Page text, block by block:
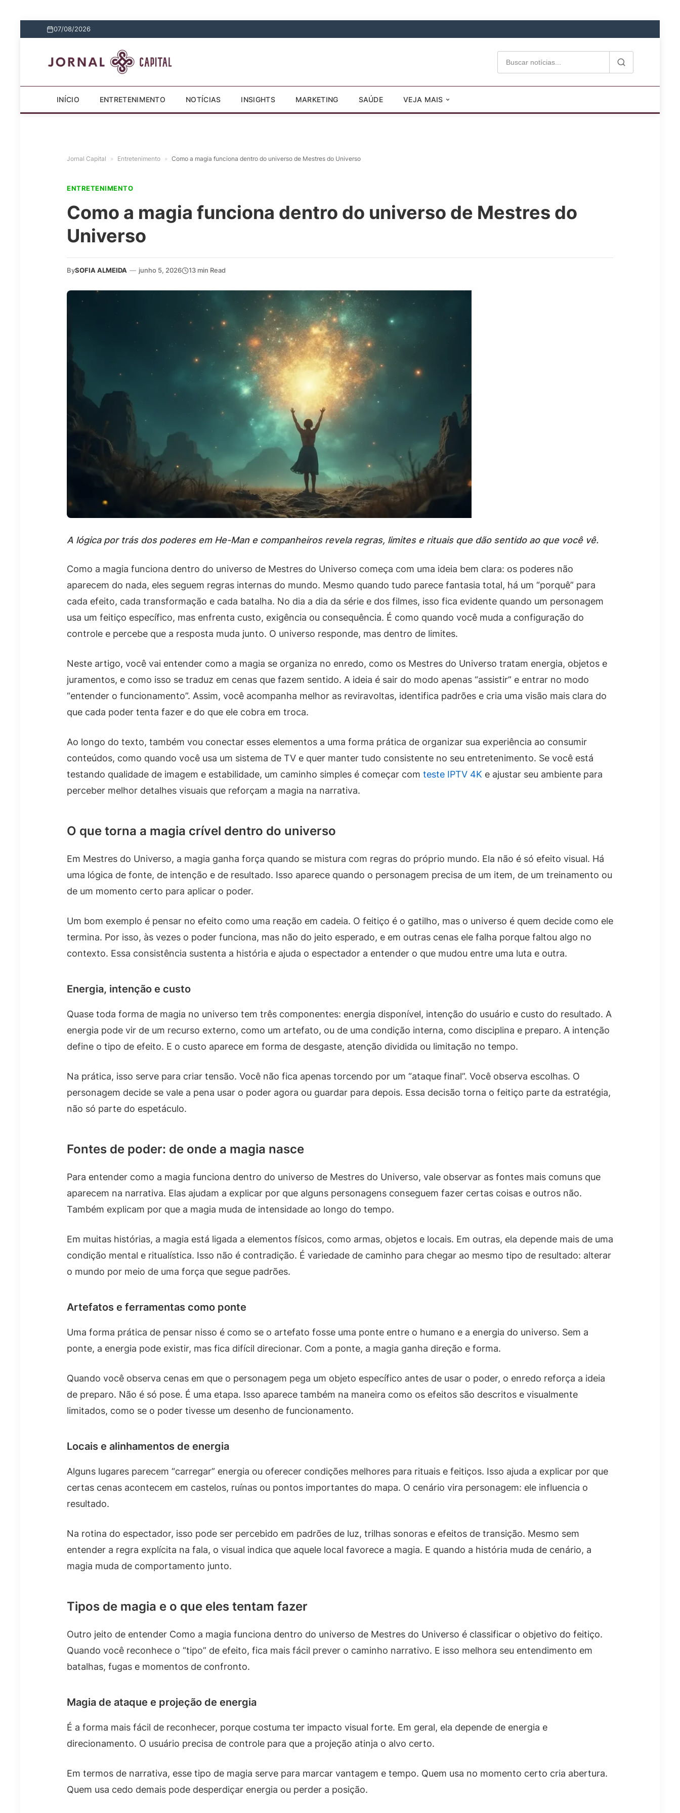
07/08/2026
INÍCIO ENTRETENIMENTO NOTÍCIAS INSIGHTS MARKETING SAÚDE VEJA MAIS
Jornal Capital » Entretenimento » Como a magia funciona dentro do universo de Mestres do Universo
ENTRETENIMENTO
Como a magia funciona dentro do universo de Mestres do
Universo
BySOFIA ALMEIDA — junho 5, 2026 13 min Read
A lógica por trás dos poderes em He-Man e companheiros revela regras, limites e rituais que dão sentido ao que você vê.
Como a magia funciona dentro do universo de Mestres do Universo começa com uma ideia bem clara: os poderes não
aparecem do nada, eles seguem regras internas do mundo. Mesmo quando tudo parece fantasia total, há um “porquê” para
cada efeito, cada transformação e cada batalha. No dia a dia da série e dos filmes, isso fica evidente quando um personagem
usa um feitiço específico, mas enfrenta custo, exigência ou consequência. É como quando você muda a configuração do
controle e percebe que a resposta muda junto. O universo responde, mas dentro de limites.
Neste artigo, você vai entender como a magia se organiza no enredo, como os Mestres do Universo tratam energia, objetos e
juramentos, e como isso se traduz em cenas que fazem sentido. A ideia é sair do modo apenas “assistir” e entrar no modo
“entender o funcionamento”. Assim, você acompanha melhor as reviravoltas, identifica padrões e cria uma visão mais clara do
que cada poder tenta fazer e do que ele cobra em troca.
Ao longo do texto, também vou conectar esses elementos a uma forma prática de organizar sua experiência ao consumir
conteúdos, como quando você usa um sistema de TV e quer manter tudo consistente no seu entretenimento. Se você está
testando qualidade de imagem e estabilidade, um caminho simples é começar com teste IPTV 4K e ajustar seu ambiente para
perceber melhor detalhes visuais que reforçam a magia na narrativa.
O que torna a magia crível dentro do universo
Em Mestres do Universo, a magia ganha força quando se mistura com regras do próprio mundo. Ela não é só efeito visual. Há
uma lógica de fonte, de intenção e de resultado. Isso aparece quando o personagem precisa de um item, de um treinamento ou
de um momento certo para aplicar o poder.
Um bom exemplo é pensar no efeito como uma reação em cadeia. O feitiço é o gatilho, mas o universo é quem decide como ele
termina. Por isso, às vezes o poder funciona, mas não do jeito esperado, e em outras cenas ele falha porque faltou algo no
contexto. Essa consistência sustenta a história e ajuda o espectador a entender o que mudou entre uma luta e outra.
Energia, intenção e custo
Quase toda forma de magia no universo tem três componentes: energia disponível, intenção do usuário e custo do resultado. A
energia pode vir de um recurso externo, como um artefato, ou de uma condição interna, como disciplina e preparo. A intenção
define o tipo de efeito. E o custo aparece em forma de desgaste, atenção dividida ou limitação no tempo.
Na prática, isso serve para criar tensão. Você não fica apenas torcendo por um “ataque final”. Você observa escolhas. O
personagem decide se vale a pena usar o poder agora ou guardar para depois. Essa decisão torna o feitiço parte da estratégia,
não só parte do espetáculo.
Fontes de poder: de onde a magia nasce
Para entender como a magia funciona dentro do universo de Mestres do Universo, vale observar as fontes mais comuns que
aparecem na narrativa. Elas ajudam a explicar por que alguns personagens conseguem fazer certas coisas e outros não.
Também explicam por que a magia muda de intensidade ao longo do tempo.
Em muitas histórias, a magia está ligada a elementos físicos, como armas, objetos e locais. Em outras, ela depende mais de uma
condição mental e ritualística. Isso não é contradição. É variedade de caminho para chegar ao mesmo tipo de resultado: alterar
o mundo por meio de uma força que segue padrões.
Artefatos e ferramentas como ponte
Uma forma prática de pensar nisso é como se o artefato fosse uma ponte entre o humano e a energia do universo. Sem a
ponte, a energia pode existir, mas fica difícil direcionar. Com a ponte, a magia ganha direção e forma.
Quando você observa cenas em que o personagem pega um objeto específico antes de usar o poder, o enredo reforça a ideia
de preparo. Não é só pose. É uma etapa. Isso aparece também na maneira como os efeitos são descritos e visualmente
limitados, como se o poder tivesse um desenho de funcionamento.
Locais e alinhamentos de energia
Alguns lugares parecem “carregar” energia ou oferecer condições melhores para rituais e feitiços. Isso ajuda a explicar por que
certas cenas acontecem em castelos, ruínas ou pontos importantes do mapa. O cenário vira personagem: ele influencia o
resultado.
Na rotina do espectador, isso pode ser percebido em padrões de luz, trilhas sonoras e efeitos de transição. Mesmo sem
entender a regra explícita na fala, o visual indica que aquele local favorece a magia. E quando a história muda de cenário, a
magia muda de comportamento junto.
Tipos de magia e o que eles tentam fazer
Outro jeito de entender Como a magia funciona dentro do universo de Mestres do Universo é classificar o objetivo do feitiço.
Quando você reconhece o “tipo” de efeito, fica mais fácil prever o caminho narrativo. E isso melhora seu entendimento em
batalhas, fugas e momentos de confronto.
Magia de ataque e projeção de energia
É a forma mais fácil de reconhecer, porque costuma ter impacto visual forte. Em geral, ela depende de energia e
direcionamento. O usuário precisa de controle para que a projeção atinja o alvo certo.
Em termos de narrativa, esse tipo de magia serve para marcar vantagem e tempo. Quem usa no momento certo cria abertura.
Quem usa cedo demais pode desperdiçar energia ou perder a posição.